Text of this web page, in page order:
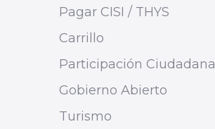
Pagar CISI / THYS
Carrillo
Participación Ciudadana
Gobierno Abierto
Turismo